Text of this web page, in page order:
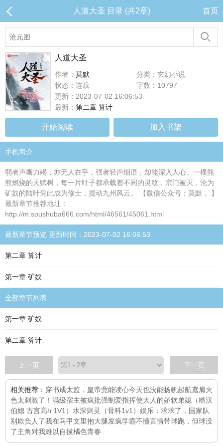
人道大圣 目录 (共2章) 首页
人道大圣
作者： 莫默
分类：玄幻小说
状态：连载
字数：10797
更新：2023-07-02 16:06:53
最新： 第二章 算计
开始阅读 加入书架
手机简介
弱者声嘶力竭，亦无人在乎，强者轻声细语，却能深入人心。一棵熊
熊燃烧的天赋树，每一片叶子都承载着不同的灵纹，宗门被灭，沦为
矿奴的陆叶凭此成为修士，搅动九州风云。 【微信公众号：莫默 。】
最新章节推荐地址：
http://m.soushuba666.com/html/46561/45061.html
最新章节预览 更新时间：2023-07-02 16:06:53
第二章 算计
第一章 矿奴
全部章节列表
第一章 矿奴
第二章 算计
上一页 下一页
相关推荐： 穿书成太监，皇帝竟能读心今天也没能扬帆起航鸢肩火
色太刺激了！满级宿主被疯批强制爱指挥使大人的娇软弟媳（糙汉
伯媳 古言高h 1V1） 水深则灵（骨科1v1） 娱乐：求求了，国家队
别欺负人了我在马甲文里抱大腿发疯学霸不懂言情带球跑，但球没
了主角对我难以自拔橘色青春